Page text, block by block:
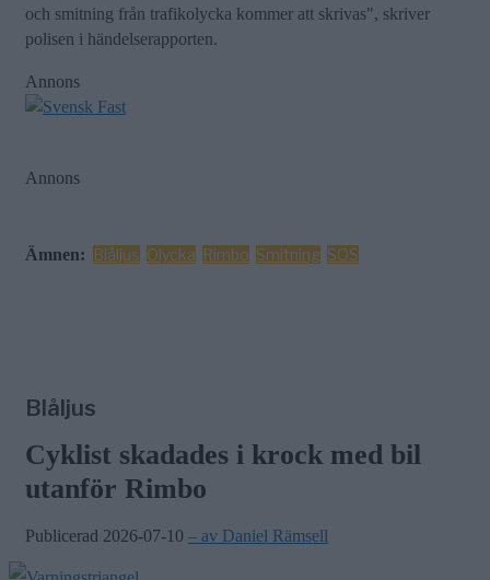
och smitning från trafikolycka kommer att skrivas", skriver
polisen i händelserapporten.
Annons
Annons
Ämnen: Blåljus Olycka Rimbo Smitning SOS
Blåljus
Cyklist skadades i krock med bil
utanför Rimbo
Publicerad 2026-07-10 – av Daniel Rämsell